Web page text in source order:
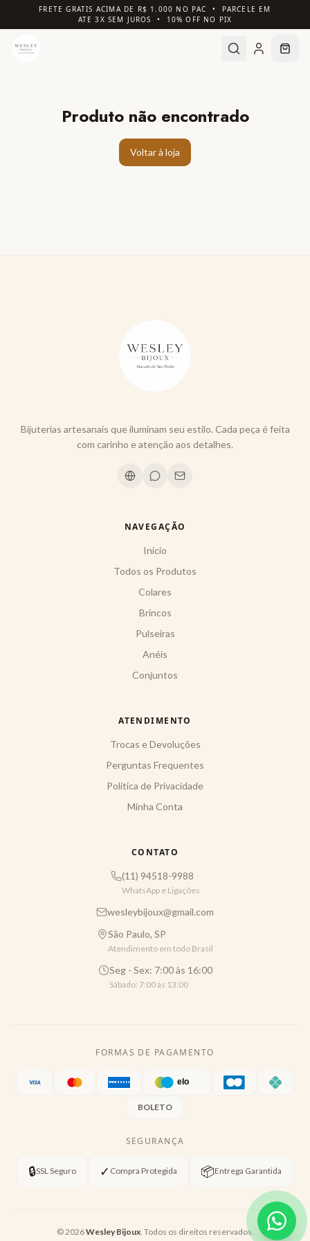
FRETE GRATIS ACIMA DE R$ 1.000 NO PAC • PARCELE EM
ATE 3X SEM JUROS • 10% OFF NO PIX
Produto não encontrado
Voltar à loja
Bijuterias artesanais que iluminam seu estilo. Cada peça é feita
com carinho e atenção aos detalhes.
NAVEGAÇÃO
Início
Todos os Produtos
Colares
Brincos
Pulseiras
Anéis
Conjuntos
ATENDIMENTO
Trocas e Devoluções
Perguntas Frequentes
Política de Privacidade
Minha Conta
CONTATO
(11) 94518-9988
WhatsApp e Ligações
wesleybijoux@gmail.com
São Paulo, SP
Atendimento em todo Brasil
Seg - Sex: 7:00 às 16:00
Sábado: 7:00 às 13:00
FORMAS DE PAGAMENTO
BOLETO
SEGURANÇA
🔒SSL Seguro ✓ Compra Protegida 📦Entrega Garantida
©2026Wesley Bijoux. Todos os direitos reservados.